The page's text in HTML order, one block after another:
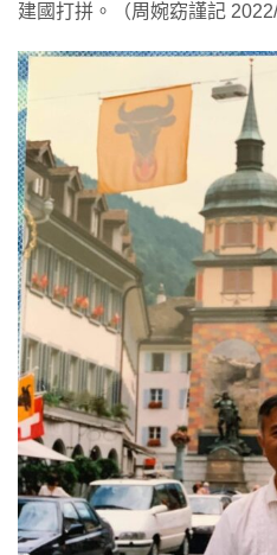
建國打拼。（周婉窈謹記 2022/